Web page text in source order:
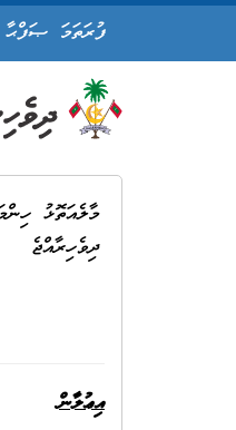
ފުރަތަމަ ޞަފްޙާ
މާލެއަތޮޅު
ދިވެހިރާއްޖެ
އިޢުލާން